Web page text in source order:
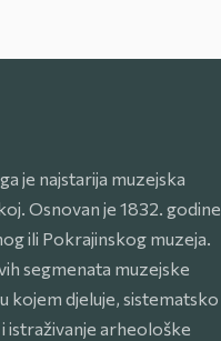
je najstarija muzejska
Osnovan je 1832. godine
ili Pokrajinskog muzeja.
segmenata muzejske
kojem djeluje, sistematsko
istraživanje arheološke